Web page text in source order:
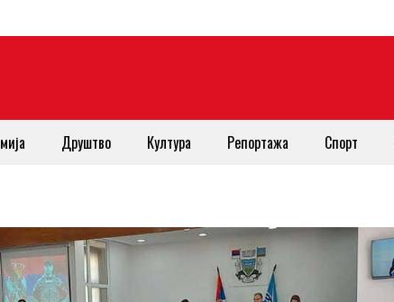
Друштво Култура Репортажа Спорт